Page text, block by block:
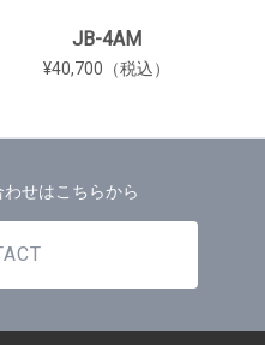
JB-4AM
¥40,700（税込）
せはこちらから